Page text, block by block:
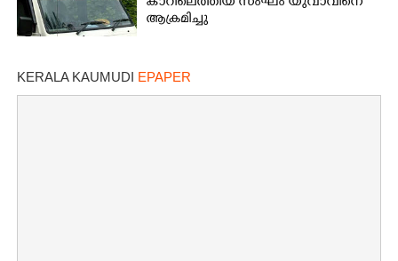
കാറിലെത്തിയ സംഘം യുവാവിനെ
ആക്രമിച്ചു
KERALA KAUMUDI EPAPER